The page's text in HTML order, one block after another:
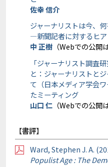
佐幸 信介
ジャーナリストは今、
―新聞記者に対するヒ
中 正樹（Webでの公開
「ジャーナリスト調査
と：ジャーナリストと
て（日本メディア学会
たミーティング
山口 仁（Webでの公開
【書評】
Ward, Stephen J. A.
Populist Age : The